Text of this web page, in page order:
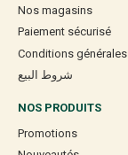
Nos magasins
Paiement sécurisé
Conditions générales
شروط البيع
NOS PRODUITS
Promotions